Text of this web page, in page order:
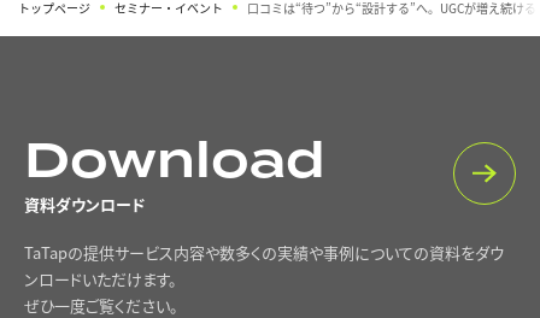
トップページ セミナー・イベント 口コミは“待つ”から“設計する”へ。UGCが増え続け
Download
資料ダウンロード
TaTapの提供サービス内容や数多くの実績や事例についての資料をダウ
ンロードいただけます。
ぜひ一度ご覧ください。